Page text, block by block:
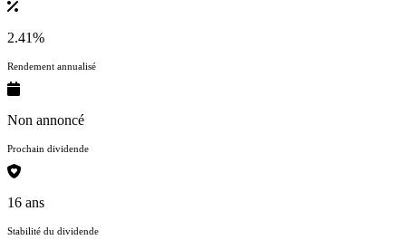
2.41%
Rendement annualisé
Non annoncé
Prochain dividende
16 ans
Stabilité du dividende